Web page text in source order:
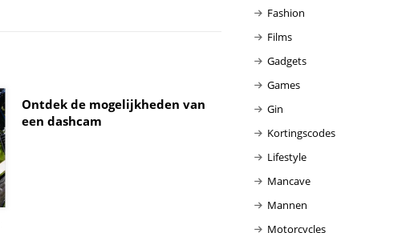
Ontdek de mogelijkheden van
een dashcam
Fashion
Films
Gadgets
Games
Gin
Kortingscodes
Lifestyle
Mancave
Mannen
Motorcycles